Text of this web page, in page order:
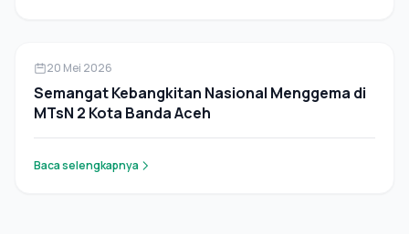
Berita
20 Mei 2026
Semangat Kebangkitan Nasional Menggema di
MTsN 2 Kota Banda Aceh
Baca selengkapnya